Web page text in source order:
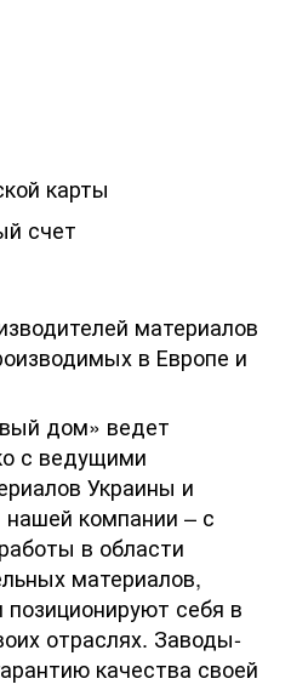
карты
счет
материалов
в Европе и
дом» ведет
с ведущими
Украины и
компании – с
в области
материалов,
себя в
отраслях. Заводы-
качества своей